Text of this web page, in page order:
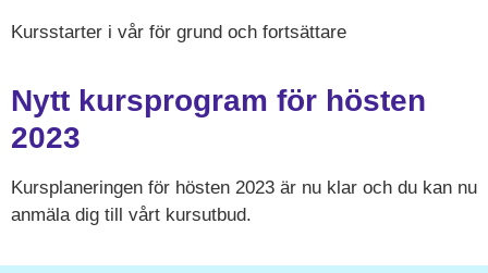
Kursstarter i vår för grund och fortsättare
Nytt kursprogram för hösten
2023
Kursplaneringen för hösten 2023 är nu klar och du kan nu
anmäla dig till vårt kursutbud.